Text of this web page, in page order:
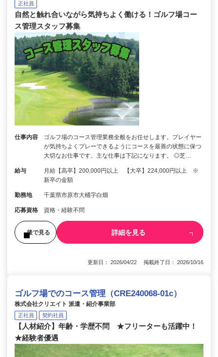
正社員
自然と触れ合いながら気持ちよく働ける！ゴルフ場コー
ス管理スタッフ募集
仕事内容
ゴルフ場のコース管理業務全般をお任せします。プレイヤー
が気持ちよくプレーできるようにコースを最善の状態に保つ
大切なお仕事です。主な仕事は下記になります。 ◎芝…
給与
月給【高卒】200,000円以上 【大卒】224,000円以上 ※
新卒の金額
勤務地 千葉県市原市大桶字白畑
応募資格 資格・経験不問
後で見る 詳細を見る
更新日： 2026/04/22 掲載終了日： 2026/10/16
ゴルフ場でのコース管理（CRE240068-01c）
株式会社クリエイト 派遣・紹介事業部
正社員 契約社員
【人材紹介】年齢・学歴不問 ★フリーターも活躍中！
★経験者優遇